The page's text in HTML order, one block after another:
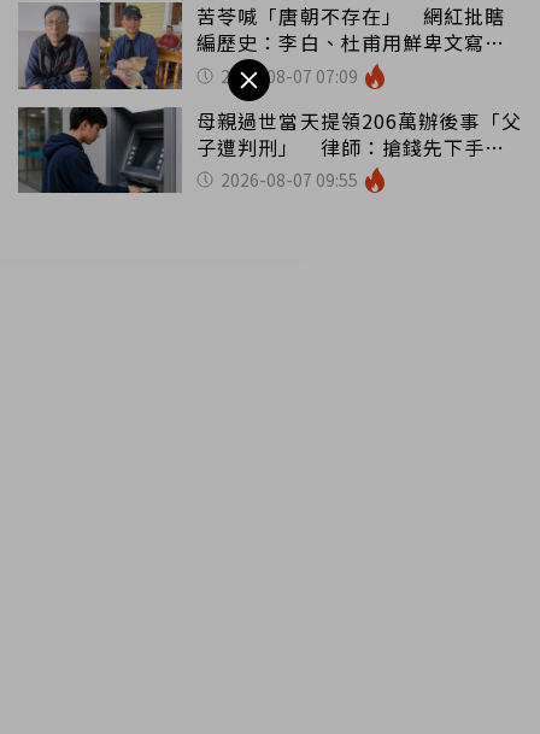
苦苓喊「唐朝不存在」 網紅批瞎
編歷史：李白、杜甫用鮮卑文寫
詩？2026-08-07 07:09
母親過世當天提領206萬辦後事「父
子遭判刑」 律師：搶錢先下手是
罪 2026-08-07 09:55